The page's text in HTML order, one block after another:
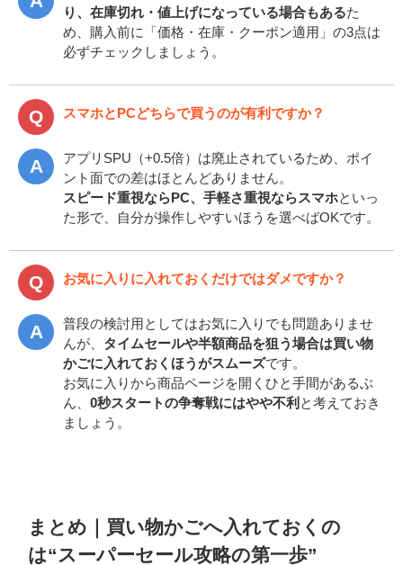
り、在庫切れ・値上げになっている場合もあるた
め、購入前に「価格・在庫・クーポン適用」の3点は
必ずチェックしましょう。
スマホとPCどちらで買うのが有利ですか？
アプリSPU（+0.5倍）は廃止されているため、ポイ
ント面での差はほとんどありません。
スピード重視ならPC、手軽さ重視ならスマホ といっ
た形で、自分が操作しやすいほうを選べばOKです。
お気に入りに入れておくだけではダメですか？
普段の検討用としてはお気に入りでも問題ありませ
んが、 タイムセールや半額商品を狙う場合は買い物
かごに入れておくほうがスムーズです。
お気に入りから商品ページを開くひと手間があるぶ
ん、 0秒スタートの争奪戦にはやや不利 と考えておき
ましょう。
まとめ｜買い物かごへ入れておくの
は“スーパーセール攻略の第一歩”